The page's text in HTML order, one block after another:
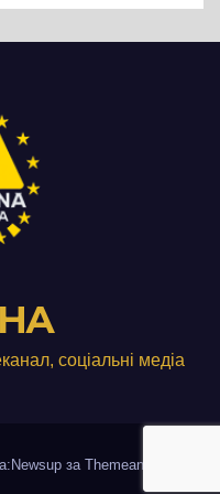
соціальні медіа
заThemeansar